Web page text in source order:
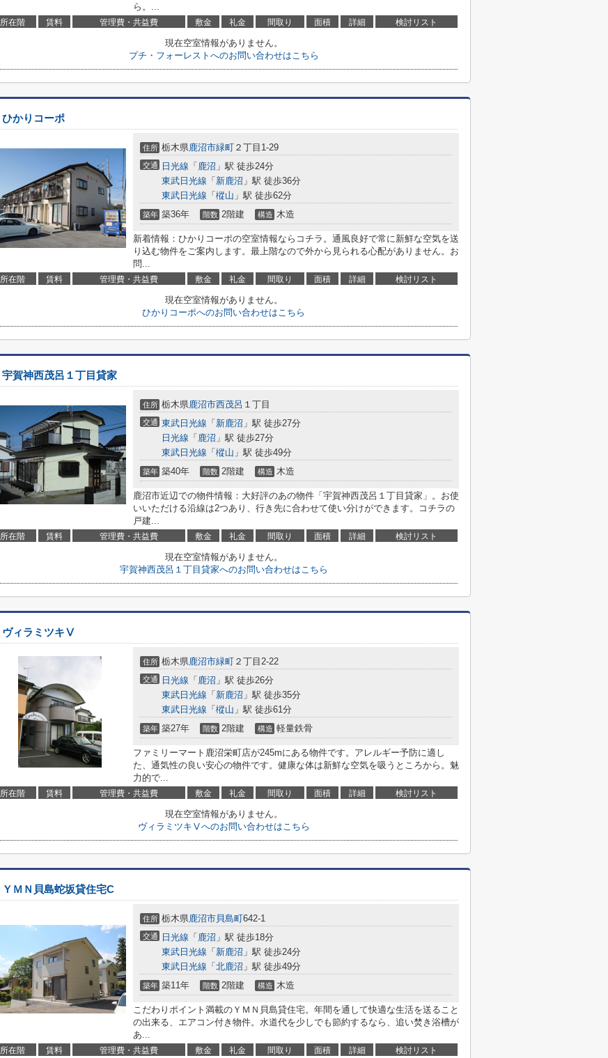
ら。...
所在階 賃料 管理費・共益費 敷金 礼金 間取り 面積 詳細 検討リスト
現在空室情報がありません。
プチ・フォーレストへのお問い合わせはこちら
ひかりコーポ
住所 栃木県鹿沼市緑町 ２丁目1-29
交通 日光線 「 鹿沼 」駅 徒歩24分
東武日光線 「 新鹿沼 」駅 徒歩36分
東武日光線 「 樅山 」駅 徒歩62分
築年 築36年 階数 2階建 構造 木造
新着情報：ひかりコーポの空室情報ならコチラ。通風良好で常に新鮮な空気を送
り込む物件をご案内します。最上階なので外から見られる心配がありません。お
問...
所在階 賃料 管理費・共益費 敷金 礼金 間取り 面積 詳細 検討リスト
現在空室情報がありません。
ひかりコーポへのお問い合わせはこちら
宇賀神西茂呂１丁目貸家
住所 栃木県鹿沼市西茂呂 １丁目
交通 東武日光線 「 新鹿沼 」駅 徒歩27分
日光線 「 鹿沼 」駅 徒歩27分
東武日光線 「 樅山 」駅 徒歩49分
築年 築40年 階数 2階建 構造 木造
鹿沼市近辺での物件情報：大好評のあの物件「宇賀神西茂呂１丁目貸家」。お使
いいただける沿線は2つあり、行き先に合わせて使い分けができます。コチラの
戸建...
所在階 賃料 管理費・共益費 敷金 礼金 間取り 面積 詳細 検討リスト
現在空室情報がありません。
宇賀神西茂呂１丁目貸家へのお問い合わせはこちら
ヴィラミツキⅤ
住所 栃木県鹿沼市緑町 ２丁目2-22
交通 日光線 「 鹿沼 」駅 徒歩26分
東武日光線 「 新鹿沼 」駅 徒歩35分
東武日光線 「 樅山 」駅 徒歩61分
築年 築27年 階数 2階建 構造 軽量鉄骨
ファミリーマート鹿沼栄町店が245mにある物件です。アレルギー予防に適し
た、通気性の良い安心の物件です。健康な体は新鮮な空気を吸うところから。魅
力的で...
所在階 賃料 管理費・共益費 敷金 礼金 間取り 面積 詳細 検討リスト
現在空室情報がありません。
ヴィラミツキⅤへのお問い合わせはこちら
ＹＭＮ貝島蛇坂貸住宅C
住所 栃木県鹿沼市貝島町642-1
交通 日光線 「 鹿沼 」駅 徒歩18分
東武日光線 「 新鹿沼 」駅 徒歩24分
東武日光線 「 北鹿沼 」駅 徒歩49分
築年 築11年 階数 2階建 構造 木造
こだわりポイント満載のＹＭＮ貝島貸住宅。年間を通して快適な生活を送ること
の出来る、エアコン付き物件。水道代を少しでも節約するなら、追い焚き浴槽が
あ...
所在階 賃料 管理費・共益費 敷金 礼金 間取り 面積 詳細 検討リスト